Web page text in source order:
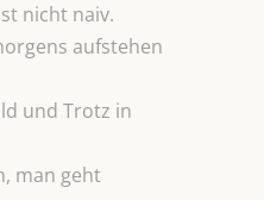
nicht naiv.
aufstehen
und Trotz in
man geht